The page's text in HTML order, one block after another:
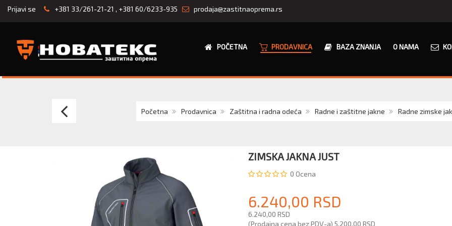
Prijavi se +381 33/261-21-21 , +381 60/6233-935 prodaja@zastitnaoprema.rs
POČETNA PRODAVNICA BAZA ZNANJA O NAMA
Početna Prodavnica Zaštitna i radna odeća Radne i zaštitne jakne Radne zimske
GRUDNJAK
rukavima
ZIMSKA JAKNA JUST
0 Ocena
6.240,00 RSD
6.240,00 RSD
(Prodajna cena bez PDV-a) 5.200,00 RSD